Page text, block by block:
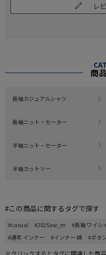
レ
商
長袖カジュアルシャツ
長袖ニット・セーター
半袖ニット・セーター
半袖カットソー
#この商品に関するタグで探す
#casual #2025aw_m #長袖 ワイシ
#通年 インナー
#インナー 綿 #ボタ
※クリックするとタグに関連した商品